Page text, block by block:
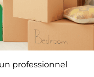
professionnel